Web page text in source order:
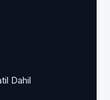
Dahil